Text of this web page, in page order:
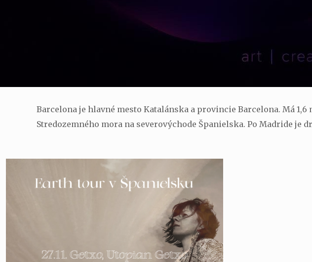
Barcelona je hlavné mesto Katalánska a provincie Barcelona. Má
Stredozemného mora na severovýchode Španielska. Po Madride je